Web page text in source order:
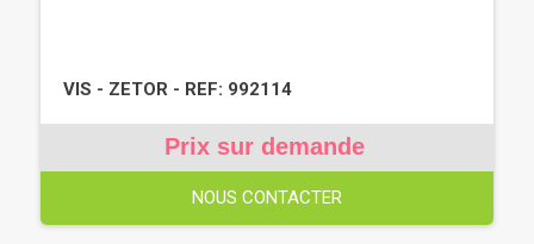
VIS - ZETOR - REF: 992114
Prix sur demande
NOUS CONTACTER